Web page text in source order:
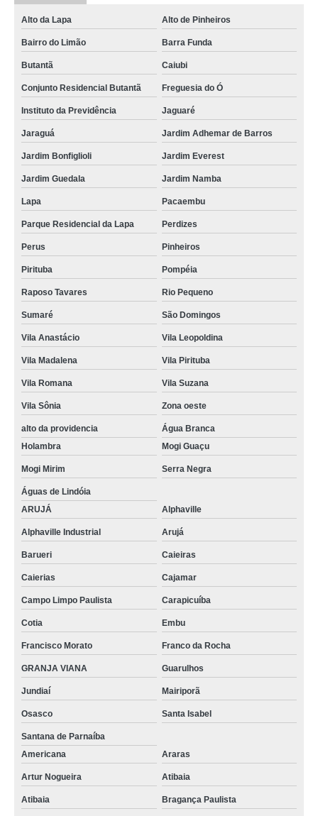
Alto da Lapa Alto de Pinheiros
Bairro do Limão Barra Funda
Butantã Caiubi
Conjunto Residencial Butantã Freguesia do Ó
Instituto da Previdência Jaguaré
Jaraguá Jardim Adhemar de Barros
Jardim Bonfiglioli Jardim Everest
Jardim Guedala Jardim Namba
Lapa Pacaembu
Parque Residencial da Lapa Perdizes
Perus Pinheiros
Pirituba Pompéia
Raposo Tavares Rio Pequeno
Sumaré São Domingos
Vila Anastácio Vila Leopoldina
Vila Madalena Vila Pirituba
Vila Romana Vila Suzana
Vila Sônia Zona oeste
alto da providencia
Água Branca
Holambra
Mogi Guaçu
Mogi Mirim Serra Negra
Águas de Lindóia
ARUJÁ
Alphaville
Alphaville Industrial Arujá
Barueri Caieiras
Caierias Cajamar
Campo Limpo Paulista Carapicuíba
Cotia Embu
Francisco Morato Franco da Rocha
GRANJA VIANA Guarulhos
Jundiaí Mairiporã
Osasco Santa Isabel
Santana de Parnaíba
Americana
Araras
Artur Nogueira Atibaia
Atibaia Bragança Paulista